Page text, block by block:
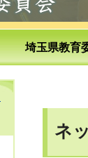
埼玉県教育
ネ